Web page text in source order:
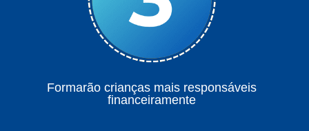
Formarão crianças mais responsáveis
financeiramente